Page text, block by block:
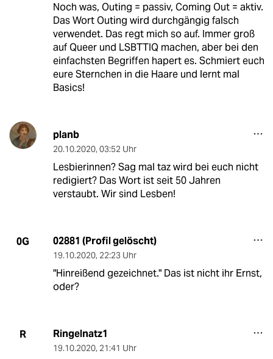
Noch was, Outing = passiv, Coming Out = aktiv.
Das Wort Outing wird durchgängig falsch
verwendet. Das regt mich so auf. Immer groß
auf Queer und LSBTTIQ machen, aber bei den
einfachsten Begriffen hapert es. Schmiert euch
eure Sternchen in die Haare und lernt mal
Basics!
planb
20.10.2020, 03:52 Uhr
Lesbierinnen? Sag mal taz wird bei euch nicht
redigiert? Das Wort ist seit 50 Jahren
verstaubt. Wir sind Lesben!
0G 02881 (Profil gelöscht)
19.10.2020, 22:23 Uhr
"Hinreißend gezeichnet." Das ist nicht ihr Ernst,
oder?
R Ringelnatz1
19.10.2020, 21:41 Uhr